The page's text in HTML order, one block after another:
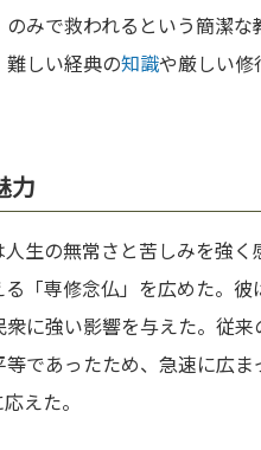
みで救われるという簡潔な
しい経典の知識や厳しい修
力
生の無常さと苦しみを強く
「専修念仏」を広めた。
に強い影響を与えた。従
であったため、急速に広
えた。